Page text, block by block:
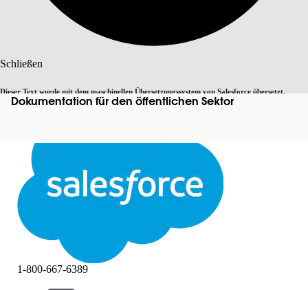
Schließen
Dieser Text wurde mit dem maschinellen Übersetzungssystem von Salesforce übersetzt.
Weitere Details finden Sie hier. Zu Englisch wechseln Nicht jetzt
Schließen
Dokumentation für den öffentlichen Sektor
1-800-667-6389